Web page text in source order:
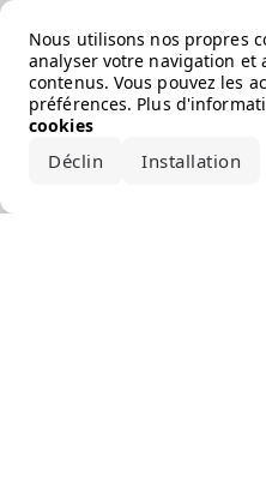
Nous utilisons nos propres
analyser votre navigation et
contenus. Vous pouvez les
préférences. Plus
cookies
Déclin Installation
Error